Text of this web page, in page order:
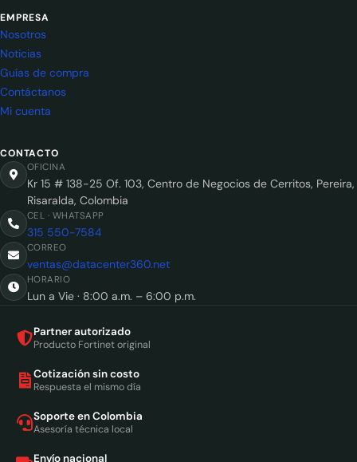
EMPRESA
Nosotros
Noticias
Guías de compra
Contáctanos
Mi cuenta
CONTACTO
OFICINA
Kr 15 # 138-25 Of. 103, Centro de Negocios de Cerritos, Pereira,
Risaralda, Colombia
CEL · WHATSAPP
315 550-7584
CORREO
ventas@datacenter360.net
HORARIO
Lun a Vie · 8:00 a.m. – 6:00 p.m.
Partner autorizado
Producto Fortinet original
Cotización sin costo
Respuesta el mismo día
Soporte en Colombia
Asesoría técnica local
Envío nacional